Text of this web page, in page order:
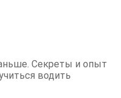
Секреты и опыт
водить